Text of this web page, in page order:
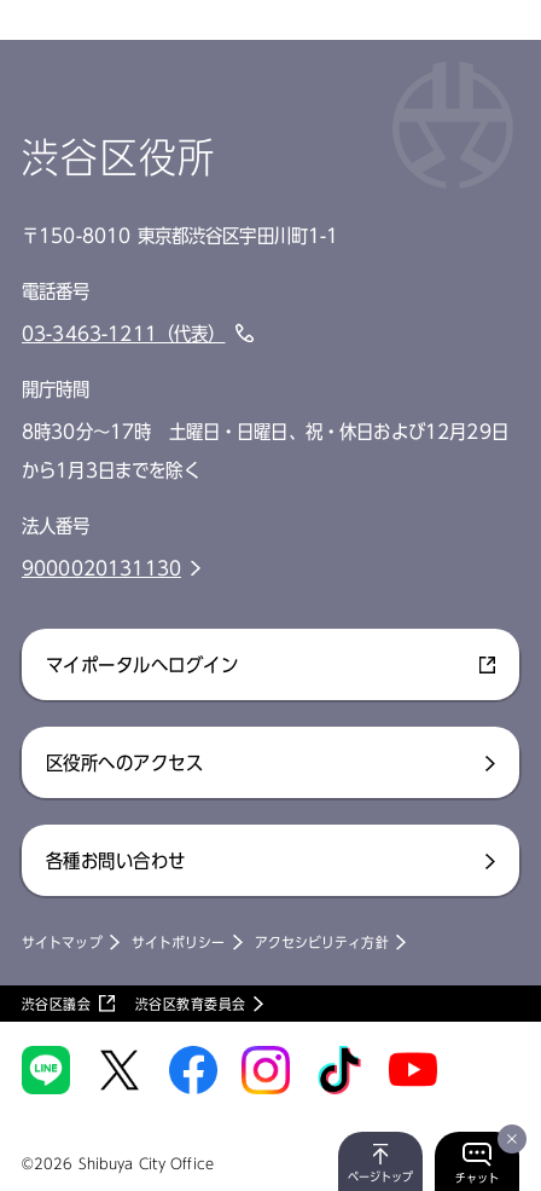
ページトップ
渋谷区役所
〒150-8010 東京都渋谷区宇田川町1-1
電話番号
03-3463-1211（代表）
開庁時間
8時30分～17時 土曜日・日曜日、祝・休日および12月29日
から1月3日までを除く
法人番号
9000020131130
マイポータルへログイン
区役所へのアクセス
各種お問い合わせ
サイトマップ サイトポリシー アクセシビリティ方針
渋谷区議会 渋谷区教育委員会
©2026 Shibuya City Office